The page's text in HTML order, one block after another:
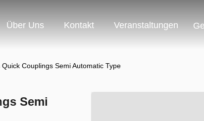
Über Uns Kontakt Veranstaltungen
Couplings Semi Automatic Type
Semi